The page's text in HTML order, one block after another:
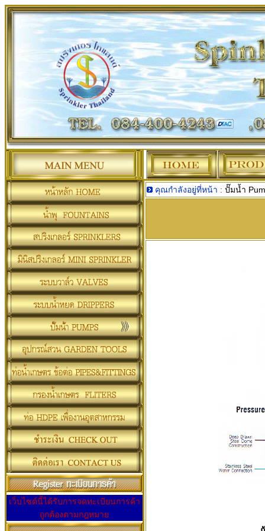
เว็บไซต์นี้ได้รับการจดทะเบียนการค้า
ถูกต้องตามกฎหมาย
คุณกำลังอยู่ที่หน้า : ปั๊มน้ำ